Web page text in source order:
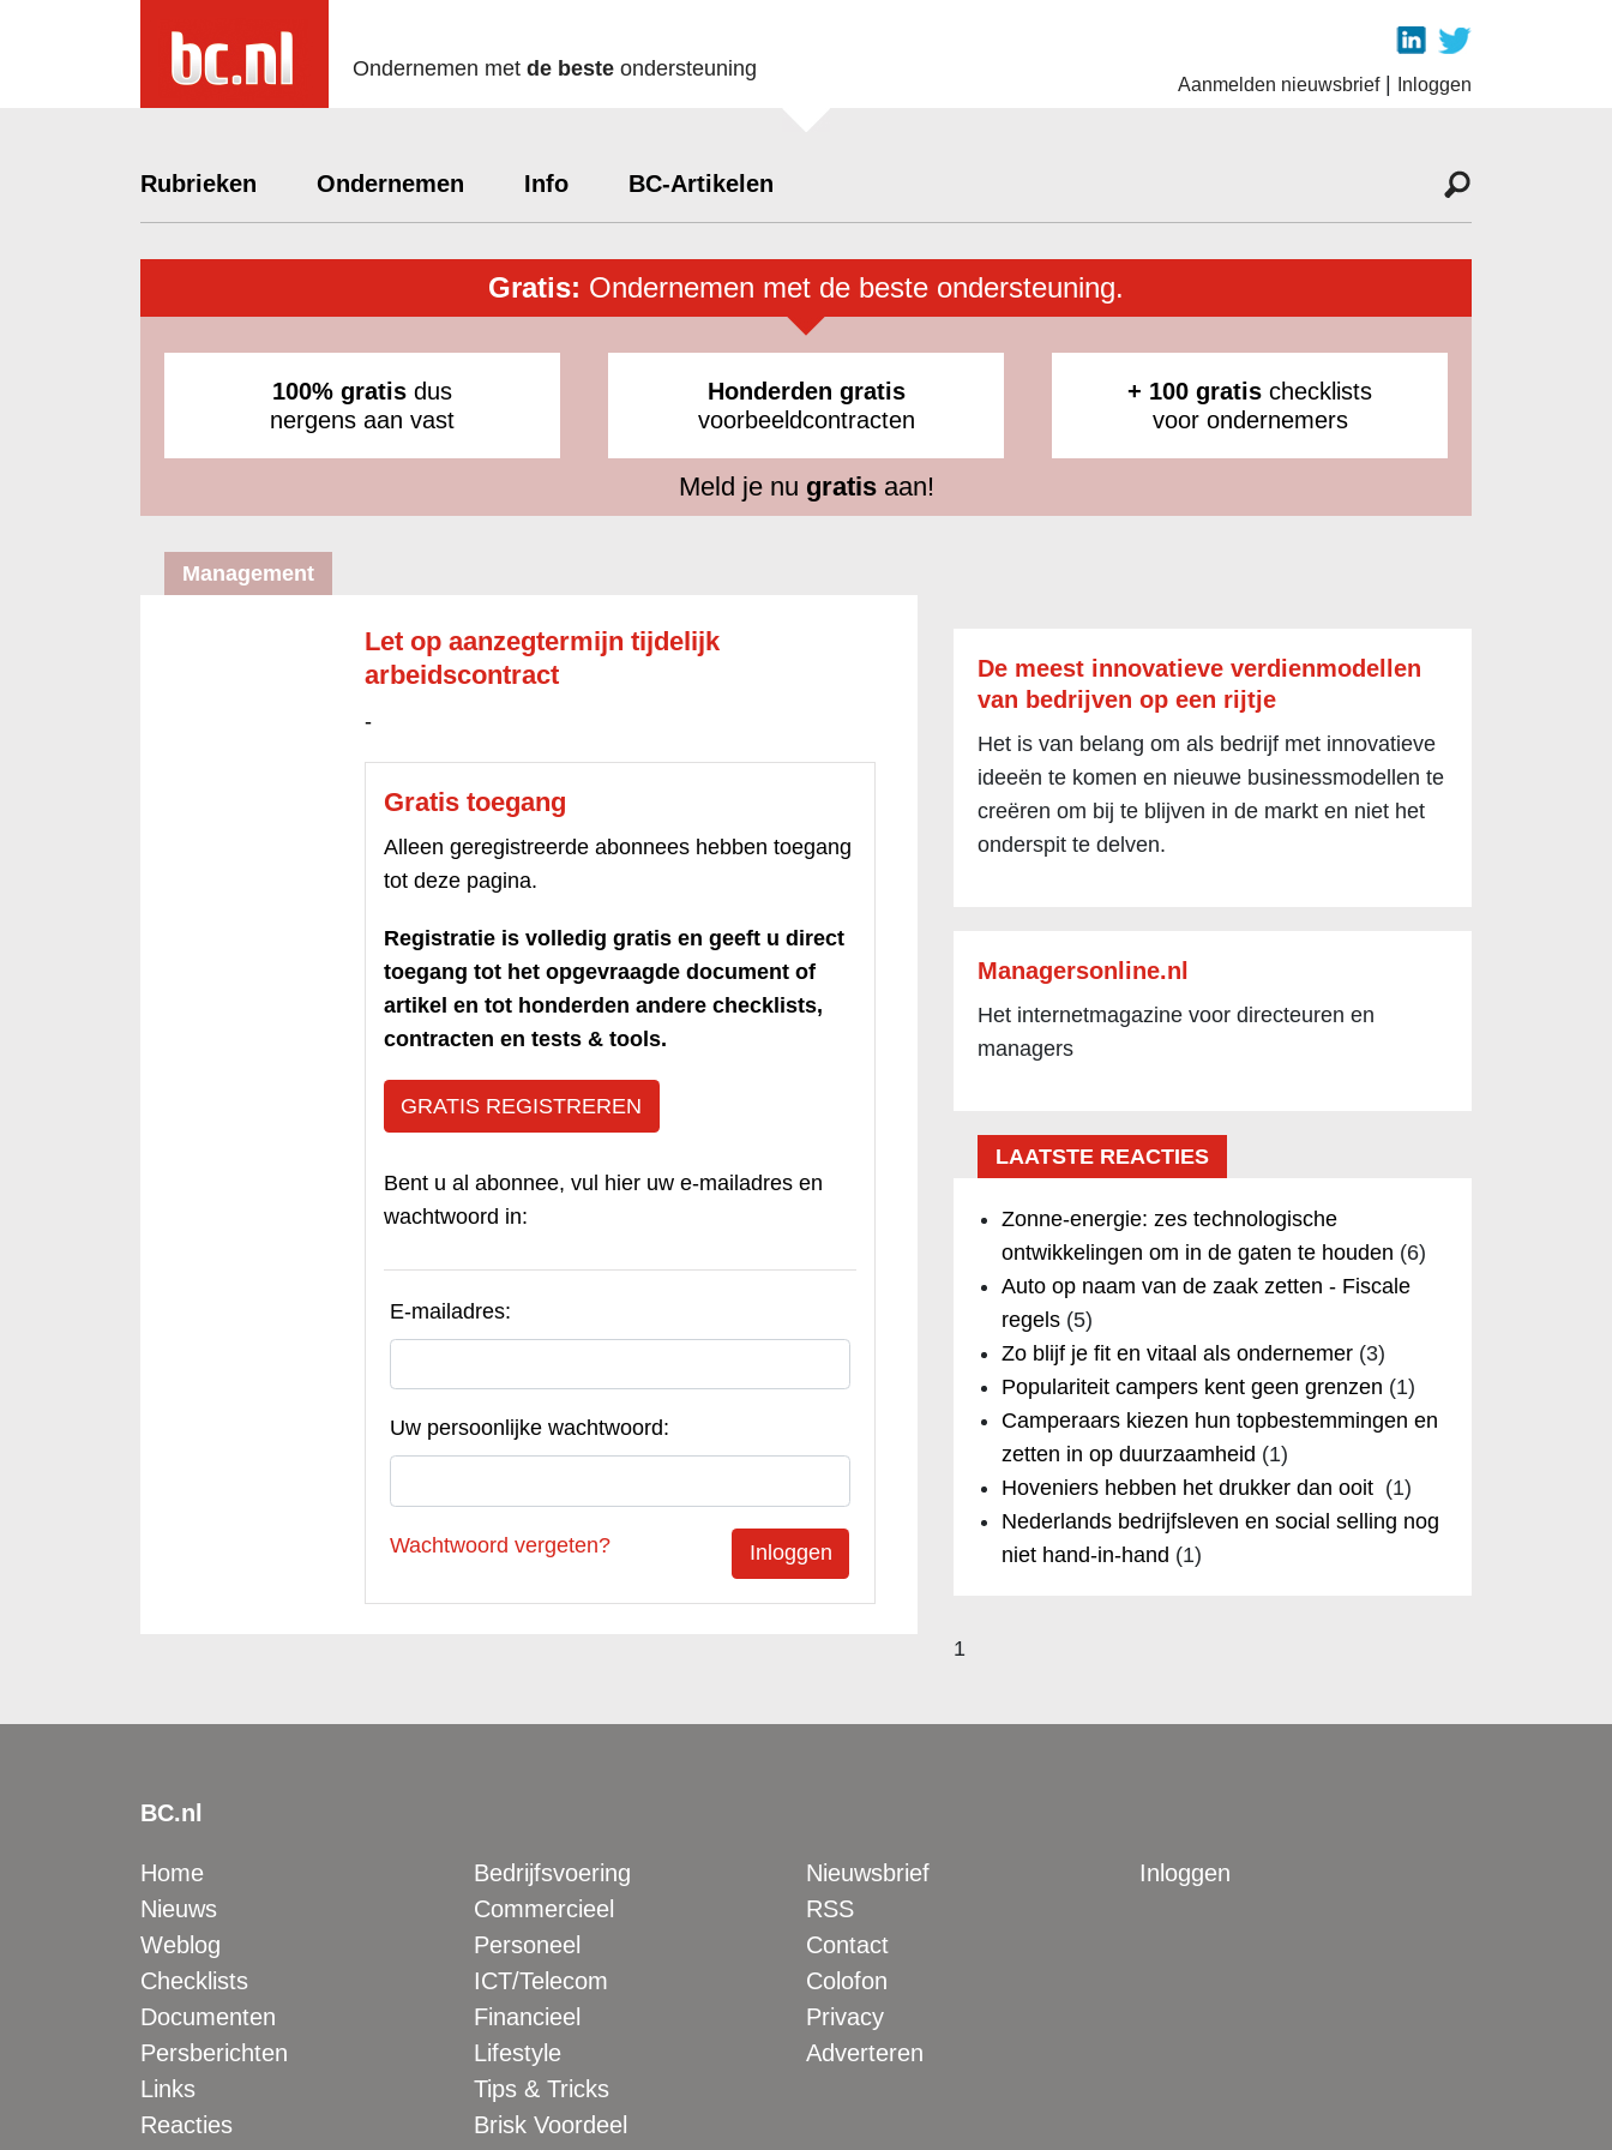
Ondernemen met de beste ondersteuning
Aanmelden nieuwsbrief| Inloggen
Rubrieken Ondernemen Info BC-Artikelen
Gratis: Ondernemen met de beste ondersteuning.
100% gratis dus
nergens aan vast
Honderden gratis
voorbeeldcontracten
+ 100 gratis checklists
voor ondernemers
Meld je nu gratisaan!
Management
Let op aanzegtermijn tijdelijk
arbeidscontract
-
Gratis toegang
Alleen geregistreerde abonnees hebben toegang
tot deze pagina.
Registratie is volledig gratis en geeft u direct
toegang tot het opgevraagde document of
artikel en tot honderden andere checklists,
contracten en tests & tools.
GRATIS REGISTREREN
Bent u al abonnee, vul hier uw e-mailadres en
wachtwoord in:
E-mailadres:
Uw persoonlijke wachtwoord:
Wachtwoord vergeten?
De meest innovatieve verdienmodellen
van bedrijven op een rijtje
Het is van belang om als bedrijf met innovatieve
ideeën te komen en nieuwe businessmodellen te
creëren om bij te blijven in de markt en niet het
onderspit te delven.
Managersonline.nl
Het internetmagazine voor directeuren en
managers
LAATSTE REACTIES
Zonne-energie: zes technologische
ontwikkelingen om in de gaten te houden (6)
Auto op naam van de zaak zetten - Fiscale
regels(5)
Zo blijf je fit en vitaal als ondernemer(3)
Populariteit campers kent geen grenzen (1)
Camperaars kiezen hun topbestemmingen en
zetten in op duurzaamheid (1)
Hoveniers hebben het drukker dan ooit (1)
Nederlands bedrijfsleven en social selling nog
niet hand-in-hand (1)
1
BC.nl
Home
Nieuws
Weblog
Checklists
Documenten
Persberichten
Links
Reacties
Bedrijfsvoering
Commercieel
Personeel
ICT/Telecom
Financieel
Lifestyle
Tips & Tricks
Brisk Voordeel
Nieuwsbrief
RSS
Contact
Colofon
Privacy
Adverteren
Inloggen